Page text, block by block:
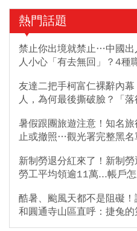
熱門話題
禁止你出境就禁止…中國
人小心「有去無回」？4種
友達二把手柯富仁裸辭內
人，為何最後撕破臉？「
暑假跟團旅遊注意！知名
止或撤照…觀光署完整黑名
新制勞退分紅來了！新制
勞工平均領逾11萬...帳戶
酷暑、颱風天都不是阻礙
和圓通寺山區直呼：捷兔